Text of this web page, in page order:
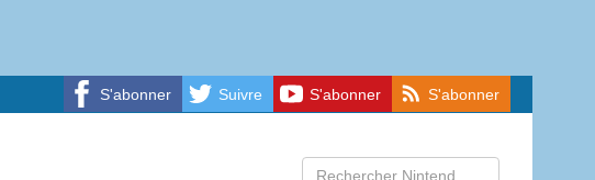
S'abonner Suivre S'abonner S'abonner